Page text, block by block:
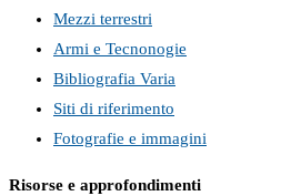
Mezzi terrestri
Armi e Tecnonogie
Bibliografia Varia
Siti di riferimento
Fotografie e immagini
Risorse e approfondimenti